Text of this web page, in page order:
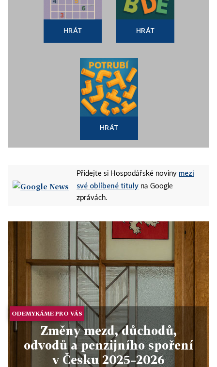
HRÁT HRÁT
HRÁT
Přidejte si Hospodářské noviny mezi
své oblíbené tituly na Google
zprávách.
ODEMYKÁME PRO VÁS
Změny mezd, důchodů,
odvodů a penzijního spoření
v Česku 2025–2026